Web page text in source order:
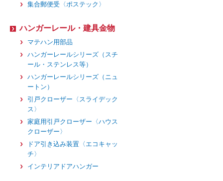
集合郵便受〈ポステック〉
ハンガーレール・建具金物
マテハン用部品
ハンガーレールシリーズ（スチ
ール・ステンレス等）
ハンガーレールシリーズ（ニュ
ートン）
引戸クローザー〈スライデック
ス〉
家庭用引戸クローザー〈ハウス
クローザー〉
ドア引き込み装置〈エコキャッ
チ〉
インテリアドアハンガー